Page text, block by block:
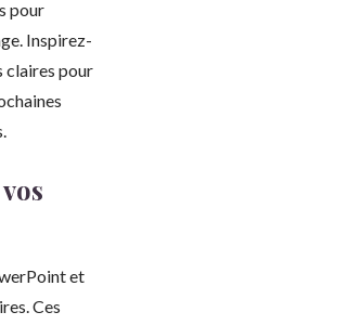
pour
Inspirez-
claires pour
et
Ces